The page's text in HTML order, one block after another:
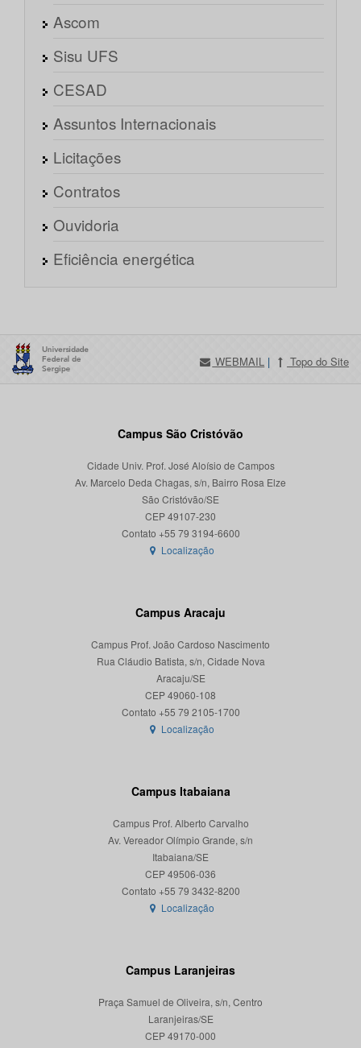
Ascom
Sisu UFS
CESAD
Assuntos Internacionais
Licitações
Contratos
Ouvidoria
Eficiência energética
WEBMAIL | Topo do Site
Campus São Cristóvão
Cidade Univ. Prof. José Aloísio de Campos
Av. Marcelo Deda Chagas, s/n, Bairro Rosa Elze
São Cristóvão/SE
CEP 49107-230
Localização
Campus Aracaju
Campus Prof. João Cardoso Nascimento
Rua Cláudio Batista, s/n, Cidade Nova
Aracaju/SE
CEP 49060-108
Localização
Campus Itabaiana
Campus Prof. Alberto Carvalho
Av. Vereador Olímpio Grande, s/n
Itabaiana/SE
CEP 49506-036
Localização
Campus Laranjeiras
Praça Samuel de Oliveira, s/n, Centro
Laranjeiras/SE
CEP 49170-000